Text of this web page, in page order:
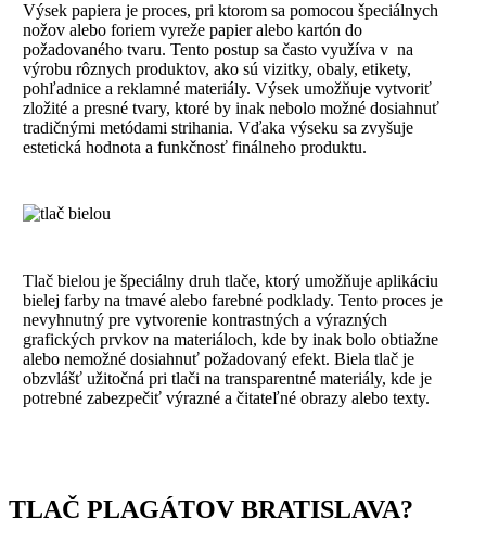
Výsek papiera je proces, pri ktorom sa pomocou špeciálnych
nožov alebo foriem vyreže papier alebo kartón do
požadovaného tvaru. Tento postup sa často využíva v na
výrobu rôznych produktov, ako sú vizitky, obaly, etikety,
pohľadnice a reklamné materiály. Výsek umožňuje vytvoriť
zložité a presné tvary, ktoré by inak nebolo možné dosiahnuť
tradičnými metódami strihania. Vďaka výseku sa zvyšuje
estetická hodnota a funkčnosť finálneho produktu.
Tlač bielou je špeciálny druh tlače, ktorý umožňuje aplikáciu
bielej farby na tmavé alebo farebné podklady. Tento proces je
nevyhnutný pre vytvorenie kontrastných a výrazných
grafických prvkov na materiáloch, kde by inak bolo obtiažne
alebo nemožné dosiahnuť požadovaný efekt. Biela tlač je
obzvlášť užitočná pri tlači na transparentné materiály, kde je
potrebné zabezpečiť výrazné a čitateľné obrazy alebo texty.
TLAČ PLAGÁTOV BRATISLAVA?